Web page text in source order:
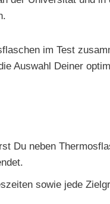
im Test
Auswahl Deiner
Du neben
sowie jede